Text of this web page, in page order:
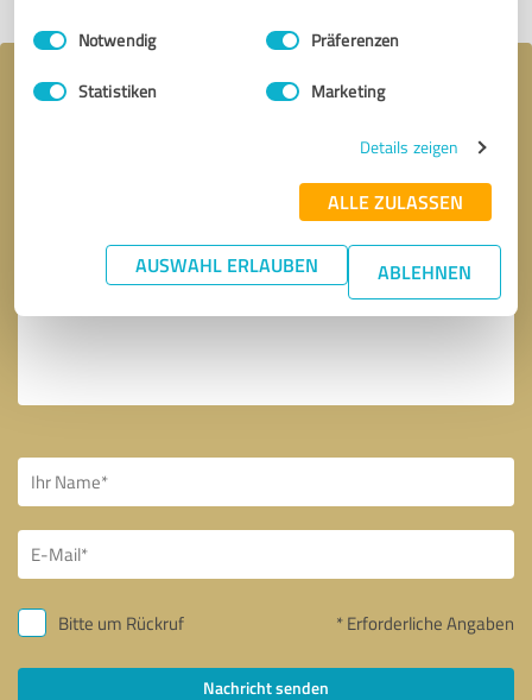
Impressum Datenschutzbestimmungen
Einwilligungsauswahl
Notwendig Präferenzen
Statistiken Marketing
Details zeigen
ALLE ZULASSEN
AUSWAHL ERLAUBEN ABLEHNEN
Ihre Nachricht an Postler Projekt GmbH
Bitte um Rückruf * Erforderliche Angaben
Nachricht senden